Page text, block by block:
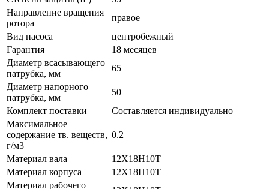
Направление вращения
ротора
правое
Вид насоса
центробежный
Гарантия
18 месяцев
Диаметр всасывающего
патрубка, мм
65
Диаметр напорного
патрубка, мм
50
Комплект поставки
Составляется индивидуально
Максимальное
содержание тв. веществ,
г/м3
0.2
Материал вала
12Х18Н10Т
Материал корпуса
12Х18Н10Т
Материал рабочего